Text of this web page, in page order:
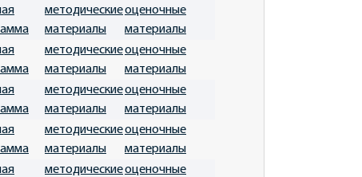
методические
материалы
оценочные
материалы
методические
материалы
оценочные
материалы
методические
материалы
оценочные
материалы
методические
материалы
оценочные
материалы
методическиеоценочные